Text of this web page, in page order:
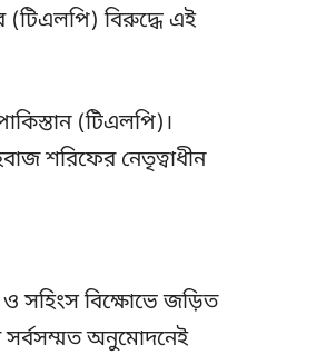
(টিএলপি) বিরুদ্ধে এই
(টিএলপি)।
শরিফের নেতৃত্বাধীন
ও সহিংস বিক্ষোভে জড়িত
সর্বসম্মত অনুমোদনেই